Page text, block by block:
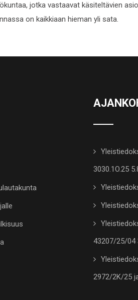
jotka vastaavat käsiteltävien
on kaikkiaan hieman yli sata.
3030.1O.25
43207/25/04
2972/2K/25